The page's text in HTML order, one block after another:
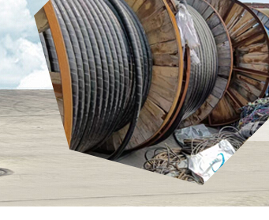
电缆回收
2022-10-08
不锈钢回收
2022-10-08